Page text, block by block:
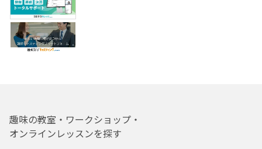
趣味の教室・ワークショップ・
オンラインレッスンを探す